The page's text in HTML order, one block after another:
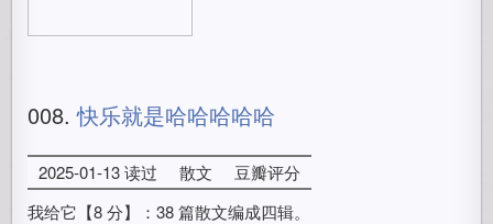
008.快乐就是哈哈哈哈哈
2025-01-13 读过 散文
豆瓣评分
我给它【8 分】：38 篇散文编成四辑。